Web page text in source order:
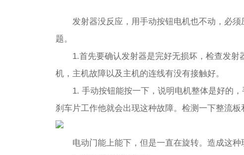
发射器没反应，用手动按钮电机也不动，必
题。
1.首先要确认发射器是完好无损坏，检查发
机，主机故障以及主机的连线有没有接触好。
1. 手动按钮能按一下，说明电机整体是好的
刹车片工作他就会出现这种故障。检测一下整流板
电动门能上能下，但是一直在旋转。造成这